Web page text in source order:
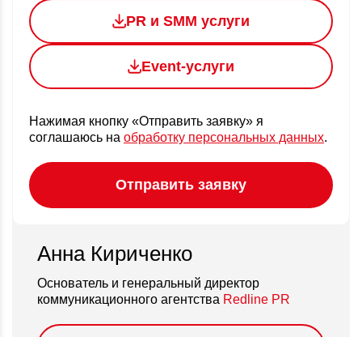
PR и SMM услуги
Event-услуги
Нажимая кнопку «Отправить заявку» я
соглашаюсь на обработку персональных данных.
Анна Кириченко
Основатель и генеральный директор
коммуникационного агентства Redline PR